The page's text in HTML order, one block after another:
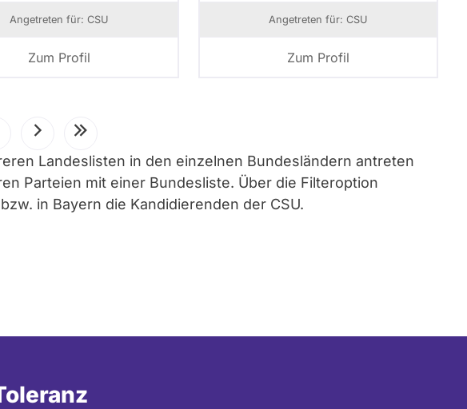
Angetreten für: CSU
Zum Profil
Angetreten für: CSU
Zum Profil
Nächste
Seite
Letzte
Seite
Landeslisten in den einzelnen Bundesländern antreten
Parteien mit einer Bundesliste. Über die Filteroption
in Bayern die Kandidierenden der CSU.